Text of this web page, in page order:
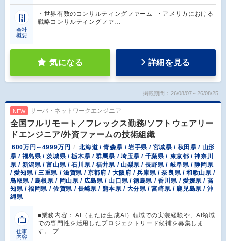
会社
概要
・世界有数のコンサルティングファーム ・アメリカにおける
戦略コンサルティングファ…
気になる 詳細を見る
掲載期間：26/08/07～26/08/25
NEW サーバ・ネットワークエンジニア
全国フルリモート／フレックス勤務/ソフトウェアリー
ドエンジニア/外資ファームの技術組織
600万円～4999万円
北海道 / 青森県 / 岩手県 / 宮城県 / 秋田県 / 山形
県 / 福島県 / 茨城県 / 栃木県 / 群馬県 / 埼玉県 / 千葉県 / 東京都 / 神奈川
県 / 新潟県 / 富山県 / 石川県 / 福井県 / 山梨県 / 長野県 / 岐阜県 / 静岡県
/ 愛知県 / 三重県 / 滋賀県 / 京都府 / 大阪府 / 兵庫県 / 奈良県 / 和歌山県 /
鳥取県 / 島根県 / 岡山県 / 広島県 / 山口県 / 徳島県 / 香川県 / 愛媛県 / 高
知県 / 福岡県 / 佐賀県 / 長崎県 / 熊本県 / 大分県 / 宮崎県 / 鹿児島県 / 沖
縄県
仕事
内容
■業務内容： AI（または生成AI）領域での実装経験や、AI領域
での専門性を活用したプロジェクトリード候補を募集しま
す。 プ…